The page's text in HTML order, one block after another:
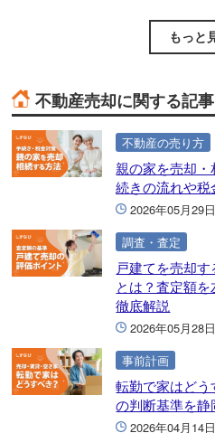
もっと
不動産売却に関する記事
不動産の売り方
親の家を売却
続きの流れや
2026年05月29日
調査・査定
戸建てを売却
とは？査定額
徹底解説
2026年05月28日
事前計画
転勤で家はど
の判断基準を
2026年04月14日